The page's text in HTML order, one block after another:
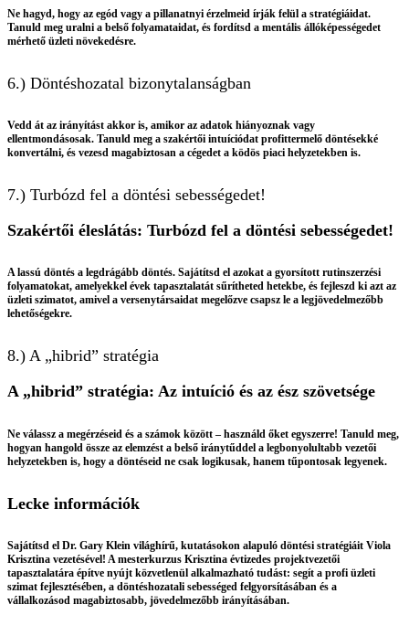
Ne hagyd, hogy az egód vagy a pillanatnyi érzelmeid írják felül a stratégiáidat.
Tanuld meg uralni a belső folyamataidat, és fordítsd a mentális állóképességedet
mérhető üzleti növekedésre.
6.) Döntéshozatal bizonytalanságban
Vedd át az irányítást akkor is, amikor az adatok hiányoznak vagy
ellentmondásosak. Tanuld meg a szakértői intuíciódat profittermelő döntésekké
konvertálni, és vezesd magabiztosan a cégedet a ködös piaci helyzetekben is.
7.) Turbózd fel a döntési sebességedet!
Szakértői éleslátás: Turbózd fel a döntési sebességedet!
A lassú döntés a legdrágább döntés. Sajátítsd el azokat a gyorsított rutinszerzési
folyamatokat, amelyekkel évek tapasztalatát sűrítheted hetekbe, és fejleszd ki azt az
üzleti szimatot, amivel a versenytársaidat megelőzve csapsz le a legjövedelmezőbb
lehetőségekre.
8.) A „hibrid” stratégia
A „hibrid” stratégia: Az intuíció és az ész szövetsége
Ne válassz a megérzéseid és a számok között – használd őket egyszerre! Tanuld meg,
hogyan hangold össze az elemzést a belső iránytűddel a legbonyolultabb vezetői
helyzetekben is, hogy a döntéseid ne csak logikusak, hanem tűpontosak legyenek.
Lecke információk
Sajátítsd el Dr. Gary Klein világhírű, kutatásokon alapuló döntési stratégiáit Viola
Krisztina vezetésével! A mesterkurzus Krisztina évtizedes projektvezetői
tapasztalatára építve nyújt közvetlenül alkalmazható tudást: segít a profi üzleti
szimat fejlesztésében, a döntéshozatali sebességed felgyorsításában és a
vállalkozásod magabiztosabb, jövedelmezőbb irányításában.